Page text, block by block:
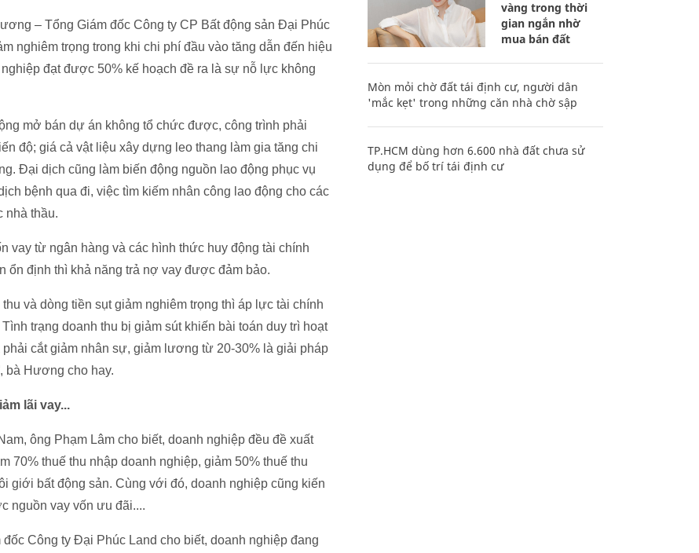
– Tổng Giám đốc Công ty CP Bất động sản Đại Phúc
nghiêm trọng trong khi chi phí đầu vào tăng dẫn đến hiệu
đạt được 50% kế hoạch đề ra là sự nỗ lực không
mở bán dự án không tổ chức được, công trình phải
độ; giá cả vật liệu xây dựng leo thang làm gia tăng chi
Đại dịch cũng làm biến động nguồn lao động phục vụ
bệnh qua đi, việc tìm kiếm nhân công lao động cho các
nhà thầu.
vay từ ngân hàng và các hình thức huy động tài chính
ổn định thì khả năng trả nợ vay được đảm bảo.
và dòng tiền sụt giảm nghiêm trọng thì áp lực tài chính
trạng doanh thu bị giảm sút khiến bài toán duy trì hoạt
cắt giảm nhân sự, giảm lương từ 20-30% là giải pháp
bà Hương cho hay.
lãi vay...
ông Phạm Lâm cho biết, doanh nghiệp đều đề xuất
70% thuế thu nhập doanh nghiệp, giảm 50% thuế thu
giới bất động sản. Cùng với đó, doanh nghiệp cũng kiến
nguồn vay vốn ưu đãi....
Công ty Đại Phúc Land cho biết, doanh nghiệp đang
vàng trong thời
gian ngắn nhờ
mua bán đất
Mòn mỏi chờ đất tái định cư, người dân
'mắc kẹt' trong những căn nhà chờ sập
TP.HCM dùng hơn 6.600 nhà đất chưa sử
dụng để bố trí tái định cư